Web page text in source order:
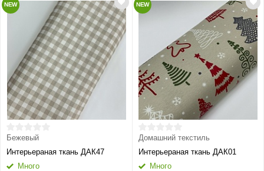
NEW
Бежевый
Интерьераная ткань ДАК47
Много
NEW
Домашний текстиль
Интерьераная ткань ДАК01
Много